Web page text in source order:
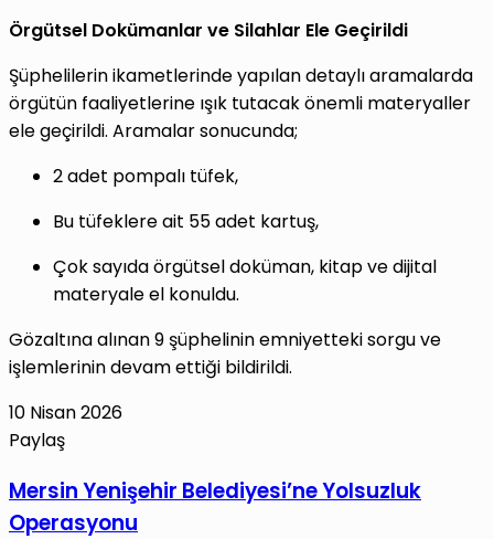
Örgütsel Dokümanlar ve Silahlar Ele Geçirildi
Şüphelilerin ikametlerinde yapılan detaylı aramalarda
örgütün faaliyetlerine ışık tutacak önemli materyaller
ele geçirildi. Aramalar sonucunda;
2 adet pompalı tüfek,
Bu tüfeklere ait 55 adet kartuş,
Çok sayıda örgütsel doküman, kitap ve dijital
materyale el konuldu.
Gözaltına alınan 9 şüphelinin emniyetteki sorgu ve
işlemlerinin devam ettiği bildirildi.
10 Nisan 2026
Paylaş
Posta
ile
Mersin
Yenişehir
Mersin Yenişehir Belediyesi’ne Yolsuzluk
Operasyonu